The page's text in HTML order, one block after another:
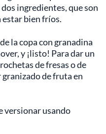
ingredientes, que son
estar bien fríos.
la copa con granadina
y ¡listo! Para dar un
de fresas o de
granizado de fruta en
versionar usando